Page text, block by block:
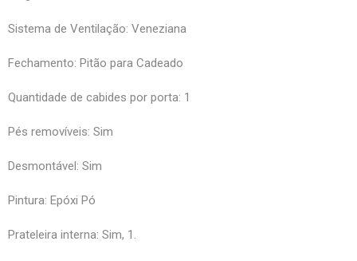
Sistema de Ventilação: Veneziana
Fechamento: Pitão para Cadeado
Quantidade de cabides por porta: 1
Pés removíveis: Sim
Desmontável: Sim
Pintura: Epóxi Pó
Prateleira interna: Sim, 1.